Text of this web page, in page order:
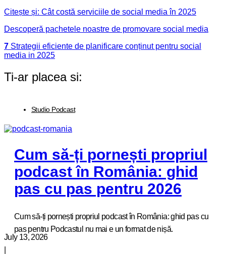
Citește și: Cât costă serviciile de social media în 2025
Descoperă pachetele noastre de promovare social media
7 Strategii eficiente de planificare conținut pentru social
media in 2025
Ti-ar placea si:
Studio Podcast
Cum să-ți pornești propriul
podcast în România: ghid
pas cu pas pentru 2026
Cum să-ți pornești propriul podcast în România: ghid pas cu
pas pentru Podcastul nu mai e un format de nișă.
July 13, 2026